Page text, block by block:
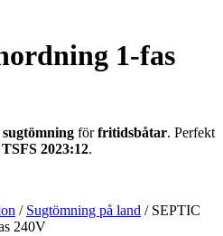
1-fas
sugtömning förfritidsbåtar. Perfekt
TSFS 2023:12.
/ Sugtömning på land / SEPTIC
240V